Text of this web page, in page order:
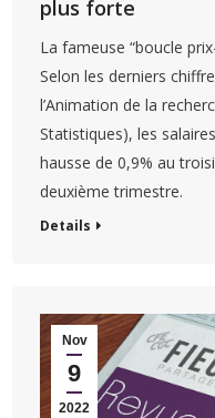
plus forte
La fameuse “boucle
Selon les derniers
l’Animation de la
Statistiques), les
hausse de 0,9% au
deuxième trimestre.
Details
Nov
9
2022